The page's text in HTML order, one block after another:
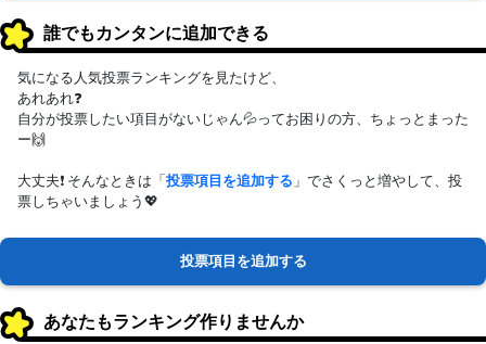
誰でもカンタンに追加できる
気になる人気投票ランキングを見たけど、
あれあれ❓
自分が投票したい項目がないじゃん💦ってお困りの方、ちょっとまった
ー🙌
大丈夫❗ そんなときは「投票項目を追加する 」でさくっと増やして、投
票しちゃいましょう💖
投票項目を追加する
あなたもランキング作りませんか